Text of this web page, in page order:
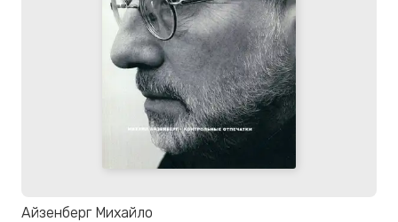
Айзенберг Михайло